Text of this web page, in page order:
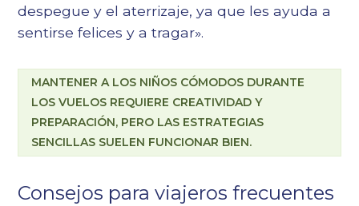
despegue y el aterrizaje, ya que les ayuda a
sentirse felices y a tragar».
MANTENER A LOS NIÑOS CÓMODOS DURANTE
LOS VUELOS REQUIERE CREATIVIDAD Y
PREPARACIÓN, PERO LAS ESTRATEGIAS
SENCILLAS SUELEN FUNCIONAR BIEN.
Consejos para viajeros frecuentes